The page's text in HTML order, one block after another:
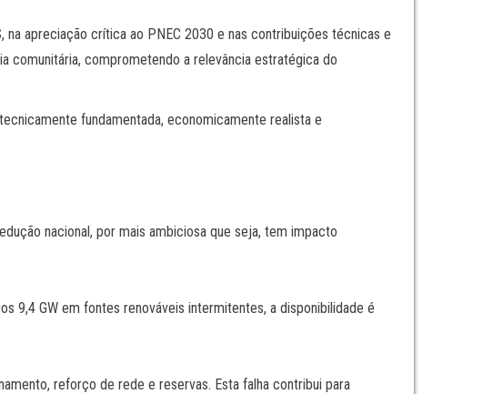
apreciação crítica ao PNEC 2030 e nas contribuições técnicas e
comunitária, comprometendo a relevância estratégica do
fundamentada, economicamente realista e
nacional, por mais ambiciosa que seja, tem impacto
9,4 GW em fontes renováveis intermitentes, a disponibilidade é
reforço de rede e reservas. Esta falha contribui para